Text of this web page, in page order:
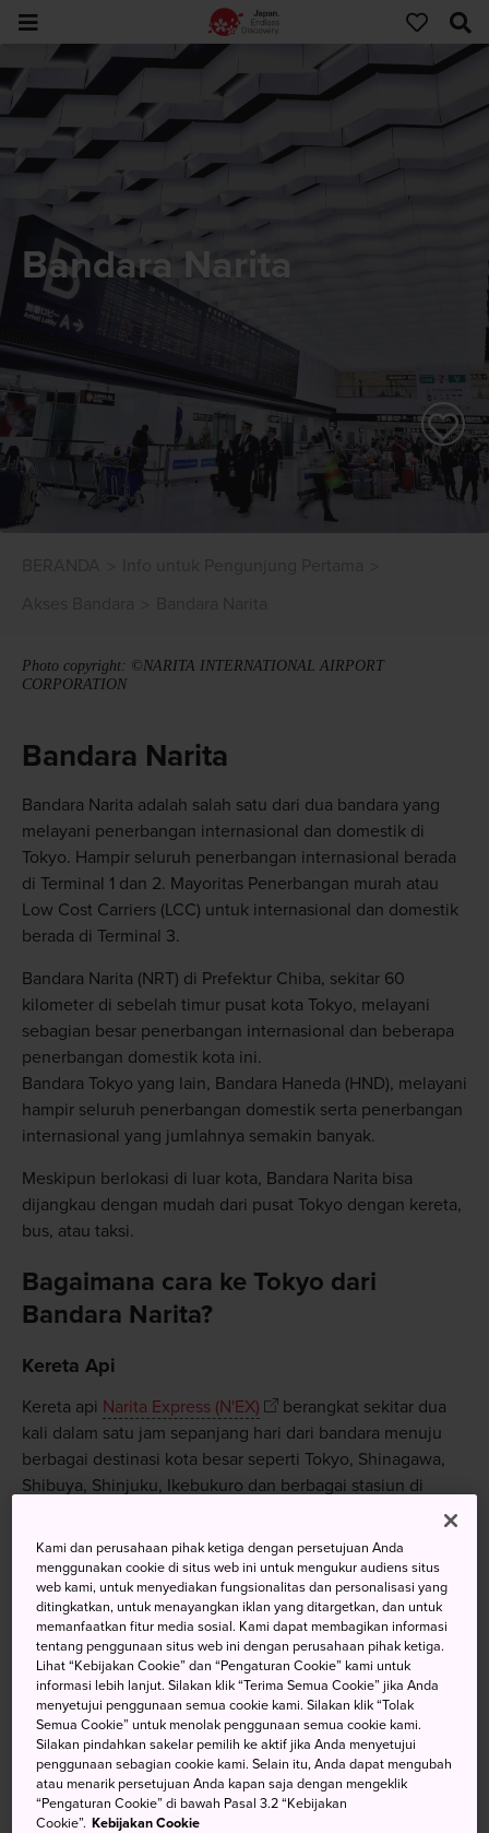
Bandara Narita
Photo copyright: ©NARITA INTERNATIONAL AIRPORT
CORPORATION
Bandara Narita
Bandara Narita adalah salah satu dari dua bandara yang
melayani penerbangan internasional dan domestik di
Tokyo. Hampir seluruh penerbangan internasional berada
di Terminal 1 dan 2. Mayoritas Penerbangan murah atau
Low Cost Carriers (LCC) untuk internasional dan domestik
berada di Terminal 3.
Bandara Narita (NRT) di Prefektur Chiba, sekitar 60
kilometer di sebelah timur pusat kota Tokyo, melayani
sebagian besar penerbangan internasional dan beberapa
penerbangan domestik kota ini.
Bandara Tokyo yang lain, Bandara Haneda (HND), melayani
hampir seluruh penerbangan domestik serta penerbangan
internasional yang jumlahnya semakin banyak.
Meskipun berlokasi di luar kota, Bandara Narita bisa
dijangkau dengan mudah dari pusat Tokyo dengan kereta,
bus, atau taksi.
Bagaimana cara ke Tokyo dari
Bandara Narita?
Kereta Api
Kereta api Narita Express (N'EX)
berangkat sekitar dua
kali dalam satu jam sepanjang hari dari bandara menuju
berbagai destinasi kota besar seperti Tokyo, Shinagawa,
Shibuya, Shinjuku, Ikebukuro dan berbagai stasiun di
Stasiun Tokyo dalam waktu kurang dari satu jam. Selain
tiket kursi kereta cepat terbatas, ada juga tiket untuk kursi
yang tidak ditentukan; yaitu tiket kereta cepat terbatas
yang hanya mencantumkan tanggal dan bagian yang akan
dinaiki dan tidak menentukan nomor kereta atau kursi.
Anda bisa membeli tiket di loket JR di lantai bawah tanah
yang berada di bawah area kedatangan. Jika Anda
memiliki Japan Rail Pass, tiket Narita Express akan
diberikan secara gratis.
Kami dan perusahaan pihak ketiga dengan persetujuan Anda
menggunakan cookie di situs web ini untuk mengukur audiens situs
web kami, untuk menyediakan fungsionalitas dan personalisasi yang
ditingkatkan, untuk menayangkan iklan yang ditargetkan, dan untuk
memanfaatkan fitur media sosial. Kami dapat membagikan informasi
tentang penggunaan situs web ini dengan perusahaan pihak ketiga.
Lihat “Kebijakan Cookie” dan “Pengaturan Cookie” kami untuk
informasi lebih lanjut. Silakan klik “Terima Semua Cookie” jika Anda
menyetujui penggunaan semua cookie kami. Silakan klik “Tolak
Semua Cookie” untuk menolak penggunaan semua cookie kami.
Silakan pindahkan sakelar pemilih ke aktif jika Anda menyetujui
penggunaan sebagian cookie kami. Selain itu, Anda dapat mengubah
atau menarik persetujuan Anda kapan saja dengan mengeklik
“Pengaturan Cookie” di bawah Pasal 3.2 “Kebijakan
Cookie”. Kebijakan Cookie